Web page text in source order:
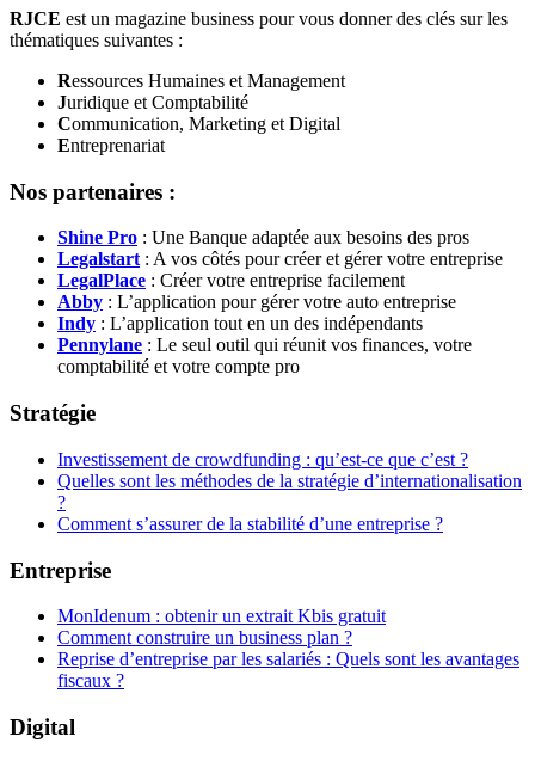
RJCE est un magazine business pour vous donner des clés sur les
thématiques suivantes :
Ressources Humaines et Management
Juridique et Comptabilité
Communication, Marketing et Digital
Entreprenariat
Nos partenaires :
Shine Pro : Une Banque adaptée aux besoins des pros
Legalstart: A vos côtés pour créer et gérer votre entreprise
LegalPlace : Créer votre entreprise facilement
Abby : L’application pour gérer votre auto entreprise
Indy : L’application tout en un des indépendants
Pennylane : Le seul outil qui réunit vos finances, votre
comptabilité et votre compte pro
Stratégie
Investissement de crowdfunding : qu’est-ce que c’est ?
Quelles sont les méthodes de la stratégie d’internationalisation
?
Comment s’assurer de la stabilité d’une entreprise ?
Entreprise
MonIdenum : obtenir un extrait Kbis gratuit
Comment construire un business plan ?
Reprise d’entreprise par les salariés : Quels sont les avantages
fiscaux ?
Digital